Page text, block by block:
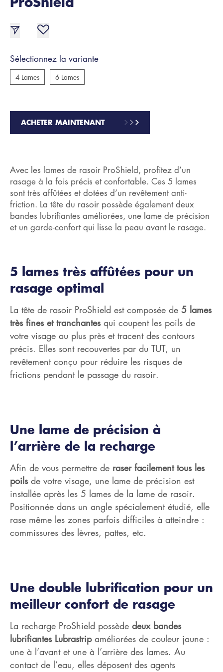
Sélectionnez la variante
4 Lames 6 Lames
ACHETER MAINTENANT
Avec les lames de rasoir ProShield, profitez d’un
rasage à la fois précis et confortable. Ces 5 lames
sont très affûtées et dotées d’un revêtement anti-
friction. La tête du rasoir possède également deux
bandes lubrifiantes améliorées, une lame de précision
et un garde-confort qui lisse la peau avant le rasage.
5 lames très affûtées pour un
rasage optimal
La tête de rasoir ProShield est composée de 5 lames
très fines et tranchantesqui coupent les poils de
votre visage au plus près et tracent des contours
précis. Elles sont recouvertes par du TUT, un
revêtement conçu pour réduire les risques de
frictions pendant le passage du rasoir.
Une lame de précision à
l’arrière de la recharge
Afin de vous permettre de raser facilement tous les
poilsde votre visage, une lame de précision est
installée après les 5 lames de la lame de rasoir.
Positionnée dans un angle spécialement étudié, elle
rase même les zones parfois difficiles à atteindre :
commissures des lèvres, pattes, etc.
Une double lubrification pour un
meilleur confort de rasage
La recharge ProShield possède deux bandes
lubrifiantes Lubrastripaméliorées de couleur jaune :
une à l’avant et une à l’arrière des lames. Au
contact de l’eau, elles déposent des agents